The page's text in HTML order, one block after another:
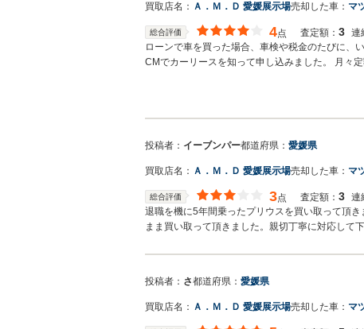
買取店名： Ａ．Ｍ．Ｄ 愛媛展示場売却した車： マ
総合評価 4点 査定額： 3 連
ローンで車を買った場合、車検や税金のたびに、
CMでカーリースを知って申し込みました。 月々
投稿者： イーブンパー都道府県： 愛媛県
買取店名： Ａ．Ｍ．Ｄ 愛媛展示場売却した車： マ
総合評価 3点 査定額： 3 連
退職を機に5年間乗ったプリウスを買い取って頂
まま買い取って頂きました。親切丁寧に対応して
投稿者： さ都道府県： 愛媛県
買取店名： Ａ．Ｍ．Ｄ 愛媛展示場売却した車： マ